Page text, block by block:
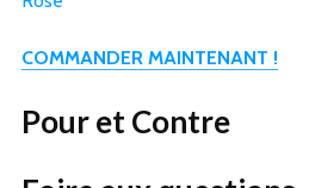
COMMANDER MAINTENANT !
Pour et Contre